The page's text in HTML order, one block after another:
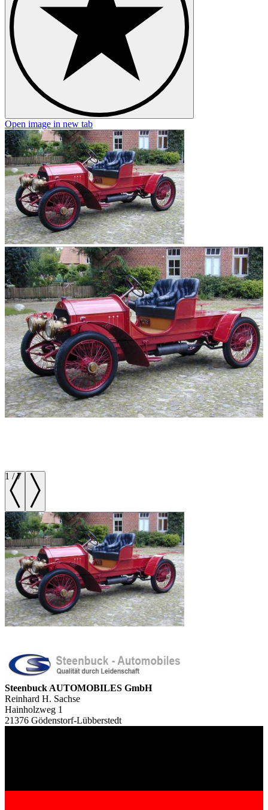
Open image in new tab
1 /7
Steenbuck AUTOMOBILES GmbH
Reinhard H. Sachse
Hainholzweg 1
21376 Gödenstorf-Lübberstedt